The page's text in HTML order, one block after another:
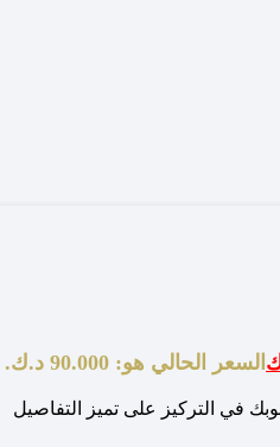
السعر الحالي هو: 90.000 د.ك.
في التركيز على تميز التفاصيل